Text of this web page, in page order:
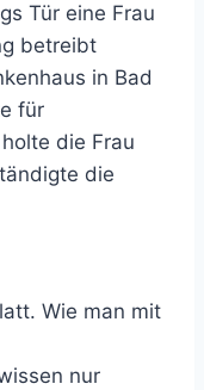
Tür eine Frau
betreibt
in Bad
für
die Frau
die
Wie man mit
nur